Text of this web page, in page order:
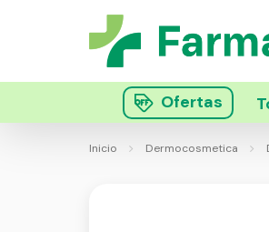
Ofertas
Inicio Dermocosmetica